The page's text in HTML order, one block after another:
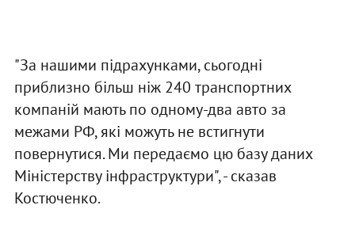
"За нашими підрахунками, сьогодні
приблизно більш ніж 240 транспортних
компаній мають по одному-два авто за
межами РФ, які можуть не встигнути
повернутися. Ми передаємо цю базу даних
Міністерству інфраструктури", - сказав
Костюченко.